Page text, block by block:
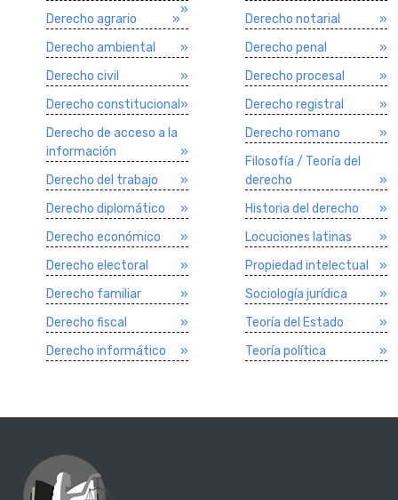
»
Derecho agrario
»
Derecho ambiental
»
Derecho civil
»
Derecho constitucional »
Derecho de acceso a la
información
»
Derecho del trabajo
»
Derecho diplomático
»
Derecho económico
»
Derecho electoral
»
Derecho familiar
»
Derecho fiscal
»
Derecho informático
»
Derecho notarial
»
Derecho penal
»
Derecho procesal
»
Derecho registral
»
Derecho romano
»
Filosofí­a / Teorí­a del
derecho
»
Historia del derecho
»
Locuciones latinas
»
Propiedad intelectual
»
Sociologí­a jurí­dica
»
Teorí­a del Estado
»
Teorí­a polí­tica
»